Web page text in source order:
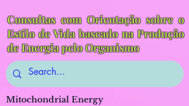
Consultas com Orientação sobre o
Estilo de Vida baseado na Produção
de Energia pelo Organismo
Mitochondrial Energy